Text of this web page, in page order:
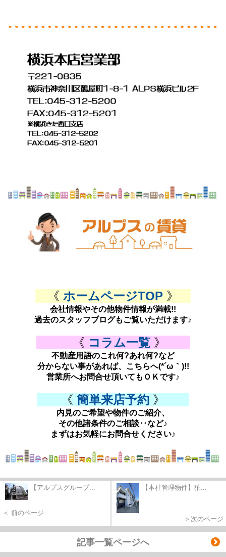
《 ホームページTOP 》
会社情報やその他物件情報が満載!!
過去のスタッフブログもご覧いただけます♪
《 コラム一覧》
不動産用語のこれ何?あれ何?など
分からない事があれば、こちらへ(*´ω｀)!!
営業所へお問合せ頂いてもＯＫです♪
《 簡単来店予約 》
内見のご希望や物件のご紹介、
その他諸条件のご相談‥など♪
まずはお気軽にお問合せください♪
【アルプスグループ...
＜ 前のページ
【本社管理物件】狛...
＞次のページ
記事一覧ページへ